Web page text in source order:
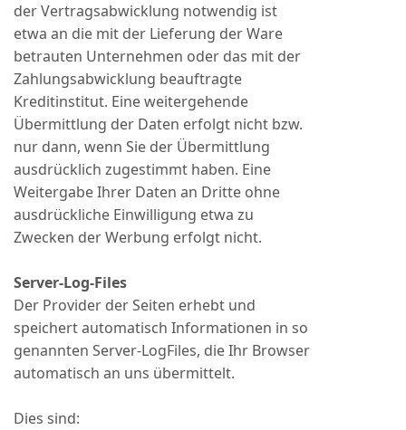
der Vertragsabwicklung notwendig ist
etwa an die mit der Lieferung der Ware
betrauten Unternehmen oder das mit der
Zahlungsabwicklung beauftragte
Kreditinstitut. Eine weitergehende
Übermittlung der Daten erfolgt nicht bzw.
nur dann, wenn Sie der Übermittlung
ausdrücklich zugestimmt haben. Eine
Weitergabe Ihrer Daten an Dritte ohne
ausdrückliche Einwilligung etwa zu
Zwecken der Werbung erfolgt nicht.
Server-Log-Files
Der Provider der Seiten erhebt und
speichert automatisch Informationen in so
genannten Server-LogFiles, die Ihr Browser
automatisch an uns übermittelt.
Dies sind: